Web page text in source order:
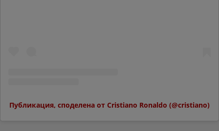
Публикация, споделена от Cristiano Ronaldo (@cristiano)